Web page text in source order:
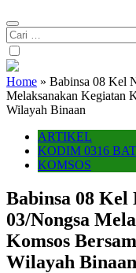
Cari
untuk:
Home » Babinsa 08 Kel
Melaksanakan Kegiatan
Wilayah Binaan
ARTIKEL
KODIM 0316
KOMSOS
Babinsa 08 Kel
03/Nongsa
Komsos
Wilayah Binaan